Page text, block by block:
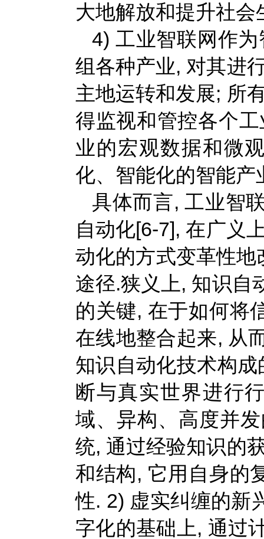
大地解放和提升社会
4) 工业智联网作
组各种产业, 对其进
主地运转和发展; 所
得监视和管控各个
业的宏观数据和微
化、智能化的智能产
具体而言, 工业智
自动化[6-7], 在广义
动化的方式变革性
途径.狭义上, 知识自
的关键, 在于如何将
在线地整合起来, 从
知识自动化技术构
断与真实世界进行
域、异构、高度并
统, 通过经验知识的
和结构, 它用自身的
性. 2) 虚实纠缠的新
字化的基础上, 通过